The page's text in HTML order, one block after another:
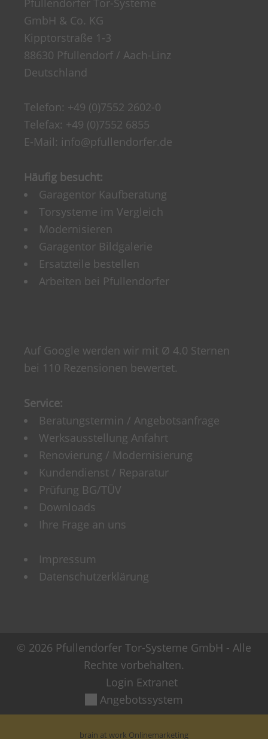
Pfullendorfer Tor-Systeme
GmbH & Co. KG
Kipptorstraße 1-3
88630 Pfullendorf / Aach-Linz
Deutschland
Telefon: +49 (0)7552 2602-0
Telefax: +49 (0)7552 6855
E-Mail: info@pfullendorfer.de
Häufig besucht:
Garagentor Kaufberatung
Torsysteme im Vergleich
Modernisieren
Garagentor Bildgalerie
Ersatzteile bestellen
Arbeiten bei Pfullendorfer
Auf Google werden wir mit Ø 4.0 Sternen
bei 110 Rezensionen bewertet.
Service:
Beratungstermin / Angebotsanfrage
Werksausstellung Anfahrt
Renovierung / Modernisierung
Kundendienst / Reparatur
Prüfung BG/TÜV
Downloads
Ihre Frage an uns
Impressum
Datenschutzerklärung
© 2026 Pfullendorfer Tor-Systeme GmbH - Alle
Rechte vorbehalten.
Login Extranet
Angebotssystem
brain at work Onlinemarketing